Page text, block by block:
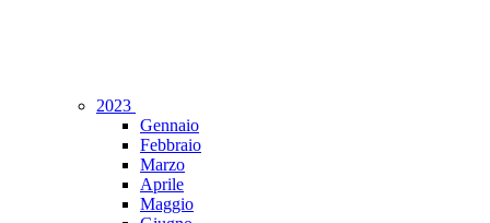
2023
Gennaio
Febbraio
Marzo
Aprile
Maggio